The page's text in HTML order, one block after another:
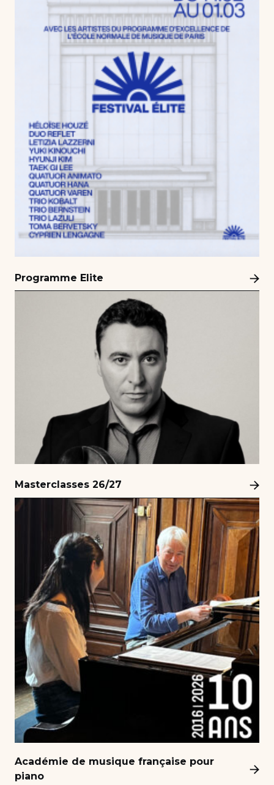
Programme Elite
Masterclasses 26/27
Académie de musique française pour
piano